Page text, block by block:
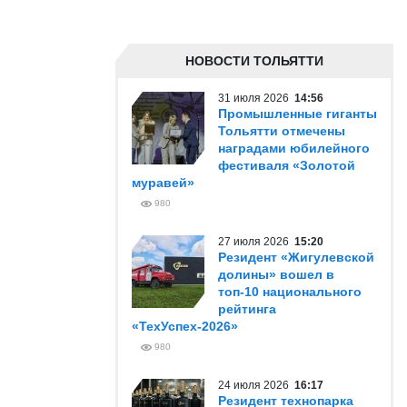
НОВОСТИ ТОЛЬЯТТИ
31 июля 2026 14:56
Промышленные гиганты
Тольятти отмечены
наградами юбилейного
фестиваля «Золотой
муравей»
980
27 июля 2026 15:20
Резидент «Жигулевской
долины» вошел в
топ-10 национального
рейтинга
«ТехУспех-2026»
980
24 июля 2026 16:17
Резидент технопарка